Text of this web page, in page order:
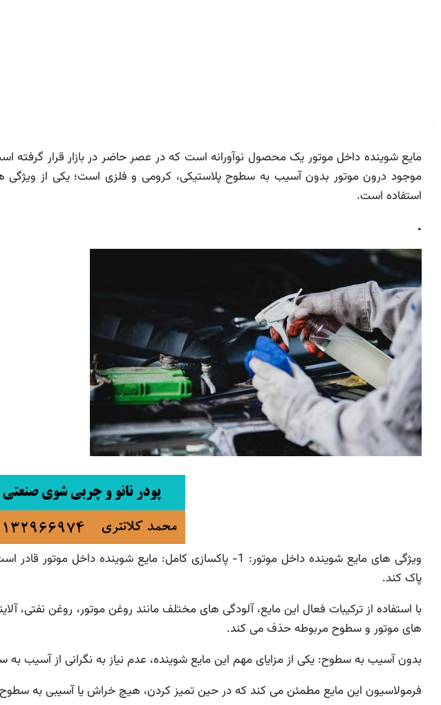
مایع شوینده داخل موتور یک محصول نوآورانه است که در عصر حاضر در بازار قرار
موجود درون موتور بدون آسیب به سطوح پلاستیکی، کرومی و فلزی است؛ یکی از ویژگی
استفاده است.
.
ویژگی های مایع شوینده داخل موتور: 1- پاکسازی کامل: مایع
پاک کند.
با استفاده از ترکیبات فعال این مایع، آلودگی های مختلف مانند روغن موتور، روغن نفتی،
های موتور و سطوح مربوطه حذف می کند.
بدون آسیب به سطوح: یکی از مزایای مهم این مایع شوینده، عدم نیاز به نگرانی از آسیب
فرمولاسیون این مایع مطمئن می کند که در حین تمیز کردن، هیچ خراش یا آسیبی به سطوح